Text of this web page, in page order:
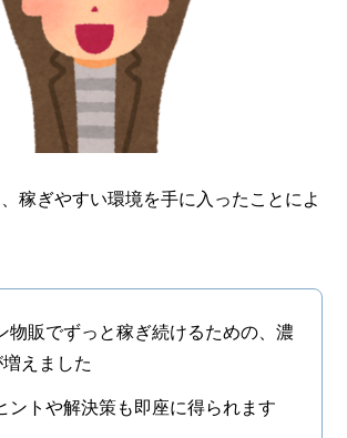
稼ぎやすい環境を手に入ったことによ
物販でずっと稼ぎ続けるための、濃
えました
ントや解決策も即座に得られます